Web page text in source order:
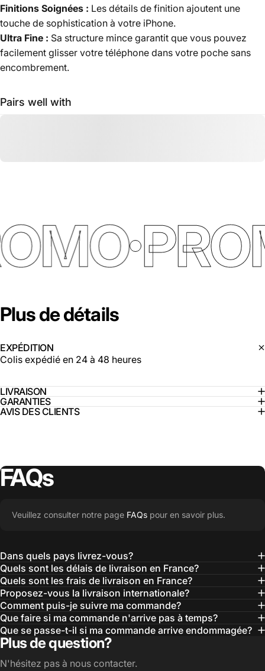
Finitions Soignées : Les détails de finition ajoutent une
touche de sophistication à votre iPhone.
Ultra Fine : Sa structure mince garantit que vous pouvez
facilement glisser votre téléphone dans votre poche sans
encombrement.
Pairs well with
Plusdedétails
EXPÉDITION
Colis expédié en 24 à 48 heures
LIVRAISON
GARANTIES
AVIS DES CLIENTS
FAQs
Veuillez consulter notre page FAQs pour en savoir plus.
Dans quels pays livrez-vous?
Quels sont les délais de livraison en France?
Quels sont les frais de livraison en France?
Proposez-vous la livraison internationale?
Comment puis-je suivre ma commande?
Que faire si ma commande n'arrive pas à temps?
Que se passe-t-il si ma commande arrive endommagée?
Plus de question?
N'hésitez pas à nous contacter.